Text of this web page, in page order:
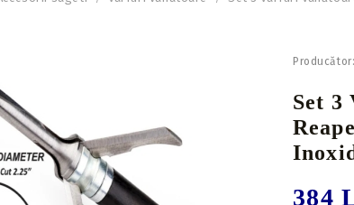
Nock-uri sageti
Nock-uri luminoase
sageti arbaleta
Corzi & cabluri
compound
Corzi recurve
Producător:
Set
384